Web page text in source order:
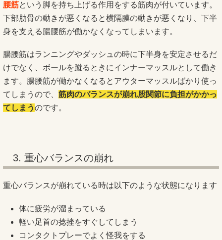
腰筋という脚を持ち上げる作用をする筋肉が付いています。
下部肋骨の動きが悪くなると横隔膜の動きが悪くなり、下半
身を支える腸腰筋が働かなくなってしまいます。
腸腰筋はランニングやダッシュの時に下半身を安定させるだ
けでなく、ボールを蹴るときにインナーマッスルとして働き
ます。腸腰筋が働かなくなるとアウターマッスルばかり使っ
てしまうので、 筋肉のバランスが崩れ股関節に負担がかかっ
てしまうのです。
3. 重心バランスの崩れ
重心バランスが崩れている時は以下のような状態になります
体に疲労が溜まっている
軽い足首の捻挫をすぐしてしまう
コンタクトプレーでよく怪我をする